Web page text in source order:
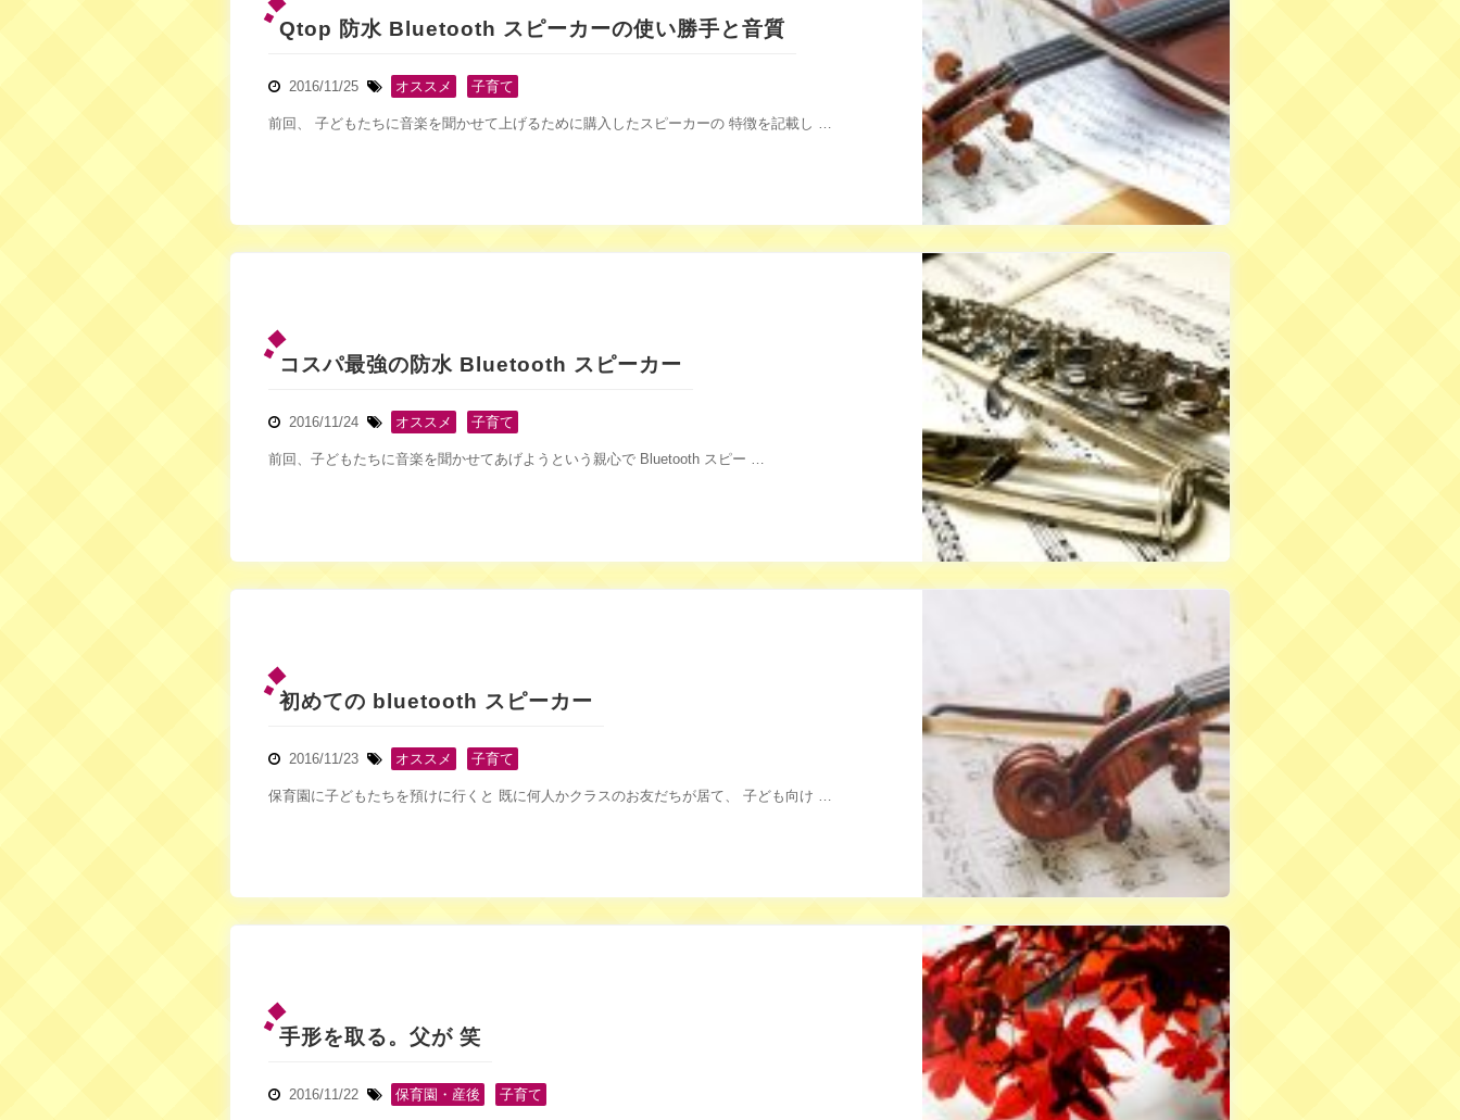
Qtop 防水 Bluetooth スピーカーの使い勝手と音質
オススメ 子育て
前回、 子どもたちに音楽を聞かせて上げるために購入したスピーカーの 特徴を記載し …
コスパ最強の防水 Bluetooth スピーカー
オススメ 子育て
前回、子どもたちに音楽を聞かせてあげようという親心で Bluetooth スピー …
初めての bluetooth スピーカー
オススメ 子育て
保育園に子どもたちを預けに行くと 既に何人かクラスのお友だちが居て、 子ども向け …
手形を取る。父が 笑
保育園・産後 子育て